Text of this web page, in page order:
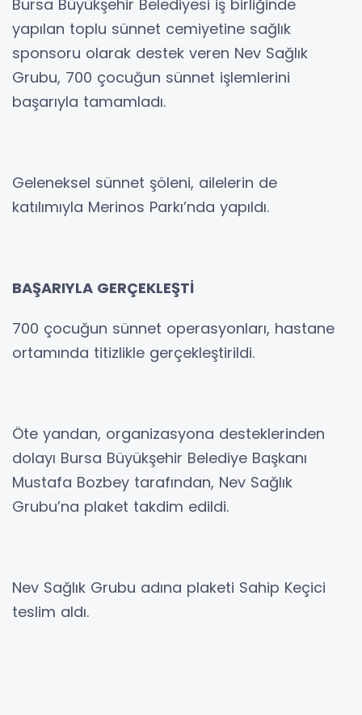
Bursa Büyükşehir Belediyesi iş birliğinde
yapılan toplu sünnet cemiyetine sağlık
sponsoru olarak destek veren Nev Sağlık
Grubu, 700 çocuğun sünnet işlemlerini
başarıyla tamamladı.
Geleneksel sünnet şöleni, ailelerin de
katılımıyla Merinos Parkı’nda yapıldı.
BAŞARIYLA GERÇEKLEŞTİ
700 çocuğun sünnet operasyonları, hastane
ortamında titizlikle gerçekleştirildi.
Öte yandan, organizasyona desteklerinden
dolayı Bursa Büyükşehir Belediye Başkanı
Mustafa Bozbey tarafından, Nev Sağlık
Grubu’na plaket takdim edildi.
Nev Sağlık Grubu adına plaketi Sahip Keçici
teslim aldı.